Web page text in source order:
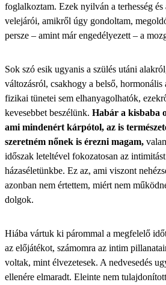
foglalkoztam. Ezek nyilván a terhesség és
velejárói, amikről úgy gondoltam,
persze – amint már engedélyezett – a
Sok szó esik ugyanis a szülés utáni
változásról, csakhogy a belső, hormonális
fizikai tünetei sem elhanyagolhatók,
kevesebbet beszélünk. Habár a kisbaba
ami mindenért kárpótol, az is
szeretném nőnek is érezni magam,
időszak leteltével fokozatosan az
házaséletünkbe. Ez az, ami viszont
azonban nem értettem, miért nem
dolgok.
Hiába vártuk ki párommal a megfelelő
az előjátékot, számomra az intim
voltak, mint élvezetesek. A nedvesedés
ellenére elmaradt. Eleinte nem